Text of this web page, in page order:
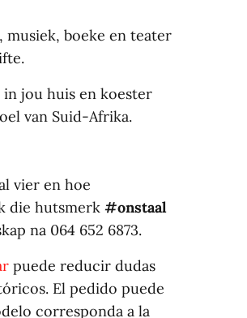
musiek, boeke en teater
in jou huis en koester
van Suid-Afrika.
vier en hoe
die hutsmerk #onstaal
na 064 652 6873.
puede reducir dudas
El pedido puede
corresponda a la